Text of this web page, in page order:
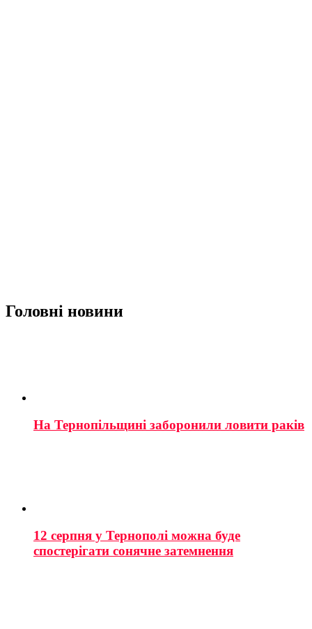
Головні новини
На Тернопільщині заборонили ловити раків
12 серпня у Тернополі можна буде
спостерігати сонячне затемнення